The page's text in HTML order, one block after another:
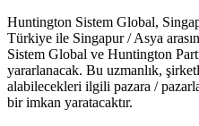
Huntington Sistem Global,
Türkiye ile Singapur / Asya
Sistem Global ve Huntington
yararlanacak. Bu uzmanlık,
alabilecekleri ilgili pazara /
bir imkan yaratacaktır.